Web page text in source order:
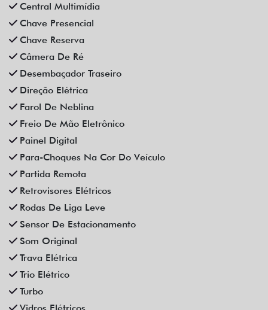
Central Multimídia
Chave Presencial
Chave Reserva
Câmera De Ré
Desembaçador Traseiro
Direção Elétrica
Farol De Neblina
Freio De Mão Eletrônico
Painel Digital
Para-Choques Na Cor Do Veículo
Partida Remota
Retrovisores Elétricos
Rodas De Liga Leve
Sensor De Estacionamento
Som Original
Trava Elétrica
Trio Elétrico
Turbo